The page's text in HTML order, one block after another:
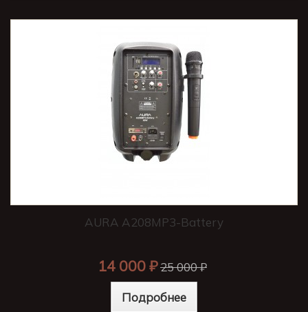
AURA A208MP3-Battery
14 000 ₽25 000 ₽
Подробнее